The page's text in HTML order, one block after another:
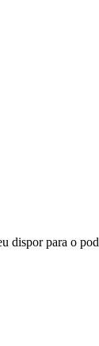
dispor para o